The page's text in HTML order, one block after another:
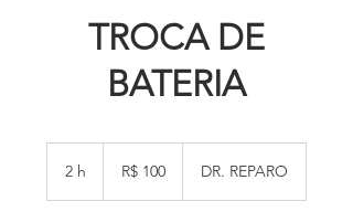
TROCA DE
BATERIA
2 h
brasileiros
R$ 100 DR. REPARO